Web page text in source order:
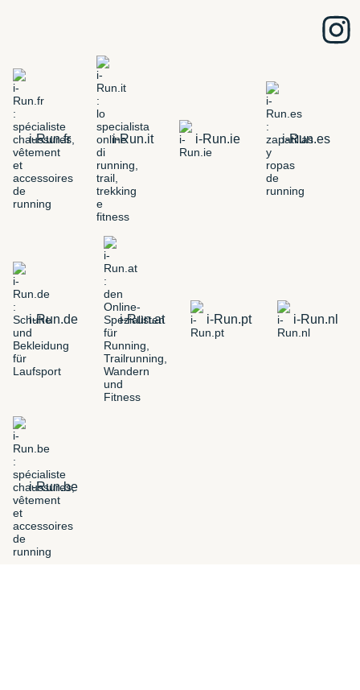
i-Run.fr i-Run.it i-Run.ie i-Run.es
i-Run.de i-Run.at i-Run.pt i-Run.nl
i-Run.be